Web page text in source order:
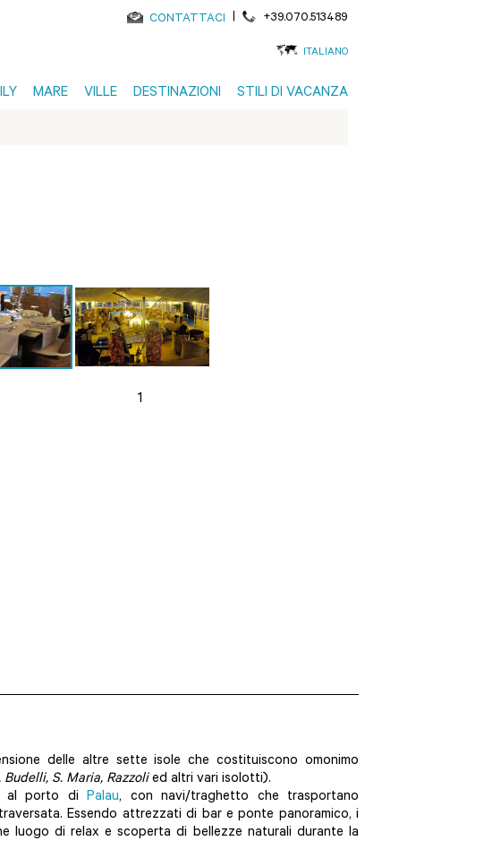
CONTATTACI | +39.070.513489
ITALIANO
MARE VILLE DESTINAZIONI STILI DI VACANZA
1
delle altre sette isole che costituiscono omonimo
S. Maria, Razzolied altri vari isolotti).
al porto di Palau, con navi/traghetto che trasportano
Essendo attrezzati di bar e ponte panoramico, i
luogo di relax e scoperta di bellezze naturali durante la